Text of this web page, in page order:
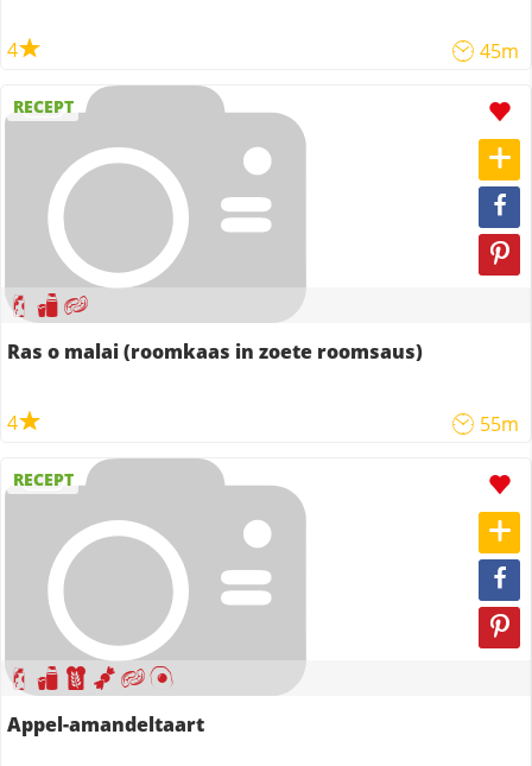
4 45m
RECEPT
Ras o malai (roomkaas in zoete roomsaus)
4 55m
RECEPT
Appel-amandeltaart